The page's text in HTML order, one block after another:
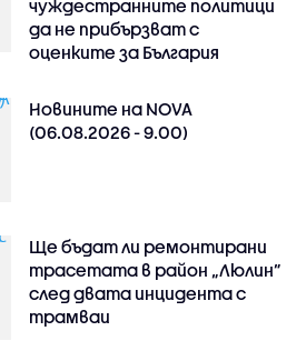
чуждестранните политици
да не прибързват с
оценките за България
Новините на NOVA
(06.08.2026 - 9.00)
Ще бъдат ли ремонтирани
трасетата в район „Люлин”
след двата инцидента с
трамваи